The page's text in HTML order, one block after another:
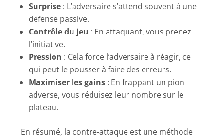
Surprise : L’adversaire s’attend souvent à une
défense passive.
Contrôle du jeu : En attaquant, vous prenez
l’initiative.
Pression : Cela force l’adversaire à réagir, ce
qui peut le pousser à faire des erreurs.
Maximiser les gains : En frappant un pion
adverse, vous réduisez leur nombre sur le
plateau.
En résumé, la contre-attaque est une méthode